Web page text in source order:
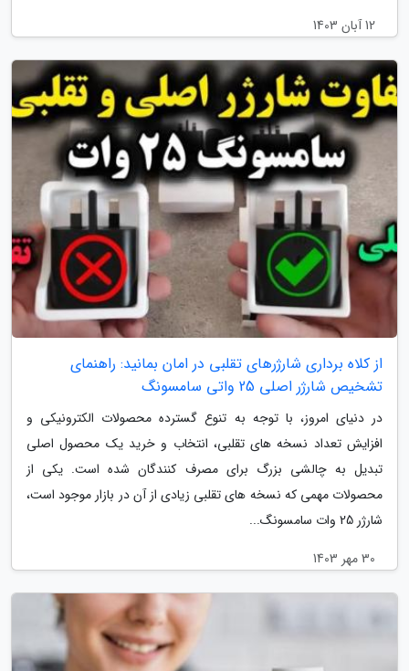
12 آبان 1403
از کلاه برداری شارژرهای تقلبی در امان بمانید: راهنمای
تشخیص شارژر اصلی 25 واتی سامسونگ
در دنیای امروز، با توجه به تنوع گسترده محصولات الکترونیکی و
افزایش تعداد نسخه های تقلبی، انتخاب و خرید یک محصول اصلی
تبدیل به چالشی بزرگ برای مصرف کنندگان شده است. یکی از
محصولات مهمی که نسخه های تقلبی زیادی از آن در بازار موجود است،
شارژر 25 وات سامسونگ...
30 مهر 1403